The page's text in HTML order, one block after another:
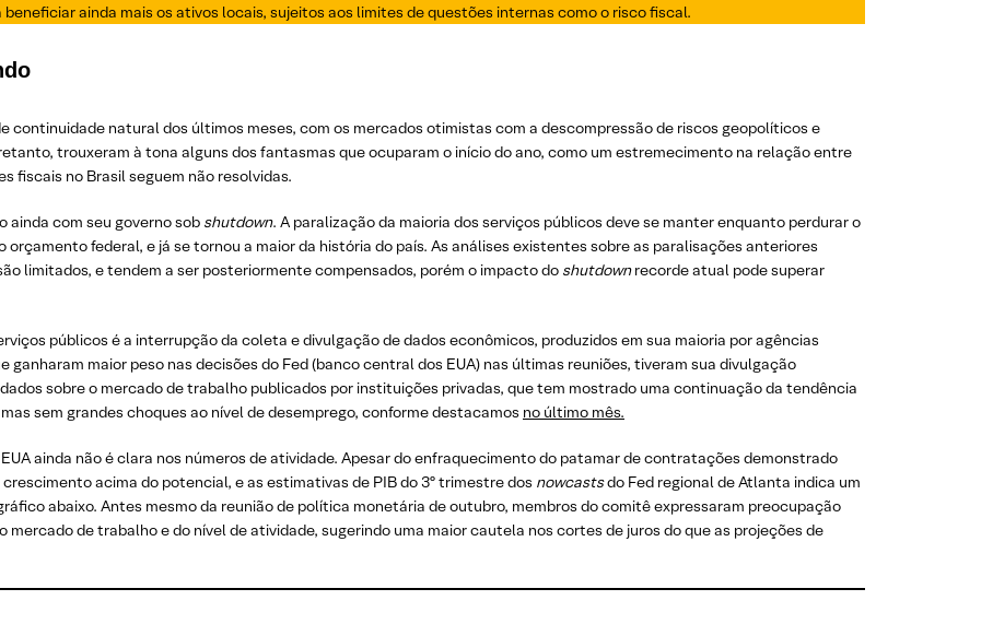
ainda mais os ativos locais, sujeitos aos limites de questões internas como o risco fiscal.
continuidade natural dos últimos meses, com os mercados otimistas com a descompressão de riscos geopolíticos e
trouxeram à tona alguns dos fantasmas que ocuparam o início do ano, como um estremecimento na relação entre
fiscais no Brasil seguem não resolvidas.
ainda com seu governo sob shutdown. A paralização da maioria dos serviços públicos deve se manter enquanto perdurar o
federal, e já se tornou a maior da história do país. As análises existentes sobre as paralisações anteriores
limitados, e tendem a ser posteriormente compensados, porém o impacto do shutdownrecorde atual pode superar
públicos é a interrupção da coleta e divulgação de dados econômicos, produzidos em sua maioria por agências
ganharam maior peso nas decisões do Fed (banco central dos EUA) nas últimas reuniões, tiveram sua divulgação
sobre o mercado de trabalho publicados por instituições privadas, que tem mostrado uma continuação da tendência
sem grandes choques ao nível de desemprego, conforme destacamos no último mês.
ainda não é clara nos números de atividade. Apesar do enfraquecimento do patamar de contratações demonstrado
acima do potencial, e as estimativas de PIB do 3º trimestre dos nowcastsdo Fed regional de Atlanta indica um
abaixo. Antes mesmo da reunião de política monetária de outubro, membros do comitê expressaram preocupação
de trabalho e do nível de atividade, sugerindo uma maior cautela nos cortes de juros do que as projeções de